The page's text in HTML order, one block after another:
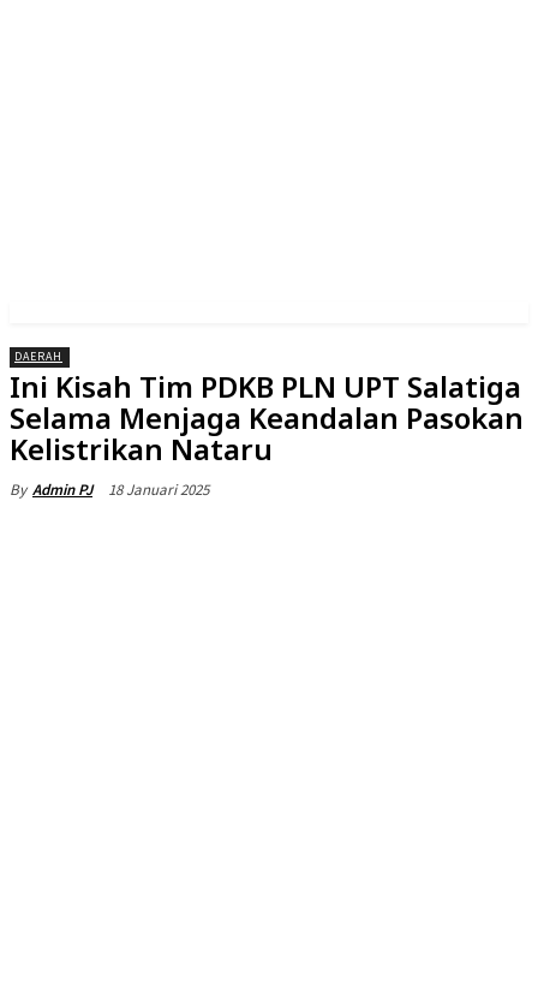
DAERAH
Ini Kisah Tim PDKB PLN UPT Salatiga
Selama Menjaga Keandalan Pasokan
Kelistrikan Nataru
By Admin PJ 18 Januari 2025